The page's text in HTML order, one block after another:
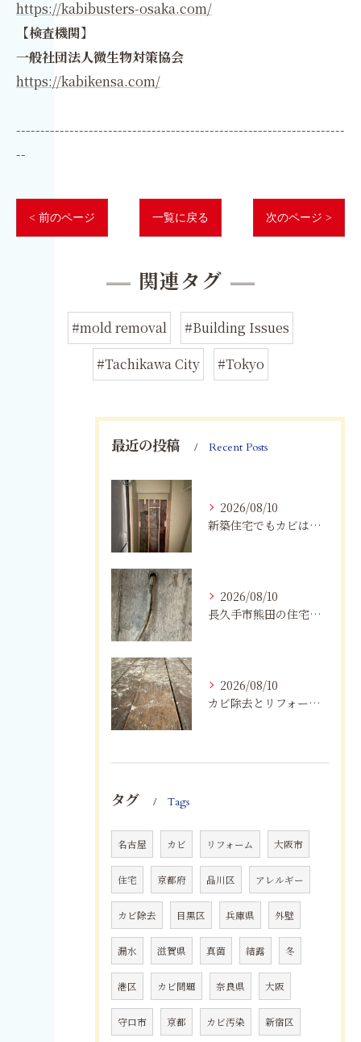
https://kabibusters-osaka.com/
【検査機関】
一般社団法人微生物対策協会
https://kabikensa.com/
--------------------------------------------------------------------
--
< 前のページ 一覧に戻る 次のページ >
関連タグ
#mold removal
#Building Issues
#Tachikawa City
#Tokyo
最近の投稿 Recent Posts
2026/08/10
新築住宅でもカビは発生する？愛知県で知っておきたい原因と対策
2026/08/10
長久手市熊田の住宅にカビが発生するのはなぜ？湿気・結露対策と業者選び
2026/08/10
カビ除去とリフォームを一括施工！費用削減と確実な根治
タグ Tags
名古屋 カビ リフォーム 大阪市
住宅 京都府 品川区 アレルギー
カビ除去 目黒区 兵庫県 外壁
漏水 滋賀県 真菌 結露 冬
港区 カビ問題 奈良県 大阪
守口市 京都 カビ汚染 新宿区